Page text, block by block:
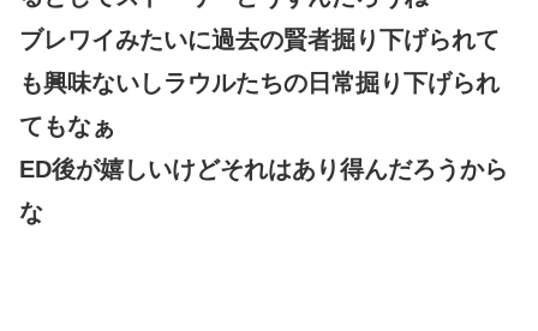
ブレワイみたいに過去の賢者掘り下げられて
も興味ないしラウルたちの日常掘り下げられ
てもなぁ
ED後が嬉しいけどそれはあり得んだろうから
な